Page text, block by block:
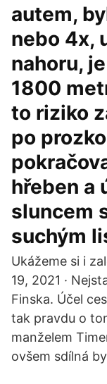
autem,
nebo 4x,
nahoru,
1800
to riziko
po
hřeben a
sluncem
suchým
Ukážeme si i
19, 2021 ·
Finska. Účel
tak pravdu o
manželem
ovšem sdílná